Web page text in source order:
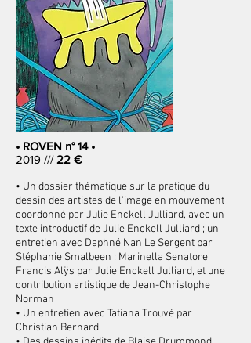
• ROVEN n° 14 •
2019 ///22 €
• Un dossier thématique sur la pratique du
dessin des artistes de l'image en mouvement
coordonné par Julie Enckell Julliard, avec un
texte introductif de Julie Enckell Julliard ; un
entretien avec Daphné Nan Le Sergent par
Stéphanie Smalbeen ; Marinella Senatore,
Francis Alÿs par Julie Enckell Julliard, et une
contribution artistique de Jean-Christophe
Norman
• Un entretien avec Tatiana Trouvé par
Christian Bernard